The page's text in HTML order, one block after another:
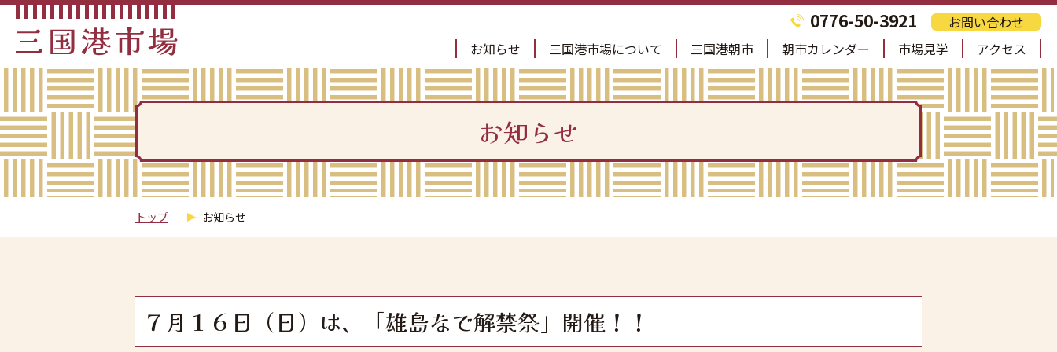
0776-50-3921
お問い合わせ
お知らせ
三国港市場について 三国港朝市 朝市カレンダー 市場見学 アクセス
お知らせ
トップ お知らせ
７月１６日（日）は、「雄島なで解禁祭」開催！！